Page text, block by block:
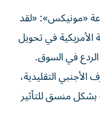
«مونيكس»: «لقد
الأمريكية في تحويل
في السوق.
التقليدية،
بشكل منسق للتأثير